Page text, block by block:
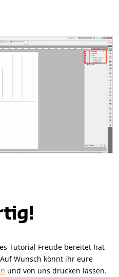
Tutorial Freude bereitet hat
Wunsch könnt ihr eure
und von uns drucken lassen.